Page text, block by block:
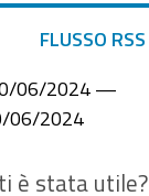
FLUSSO RSS
06/2024 —
06/2024
è stata utile?